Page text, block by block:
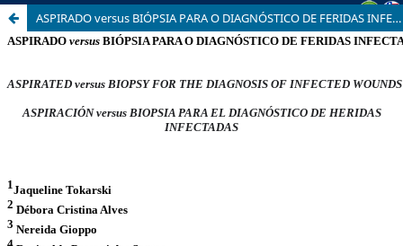
ASPIRADO versus BIÓPSIA PARA O DIAGNÓSTICO DE FERIDAS INFECTADAS